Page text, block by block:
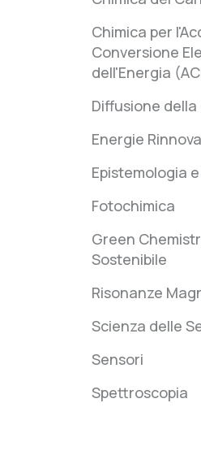
Chimica per
Conversione
dell'Energia
Diffusione
Energie
Epistemologia
Fotochimica
Green
Sostenibile
Risonanze
Scienza delle
Sensori
Spettroscopia